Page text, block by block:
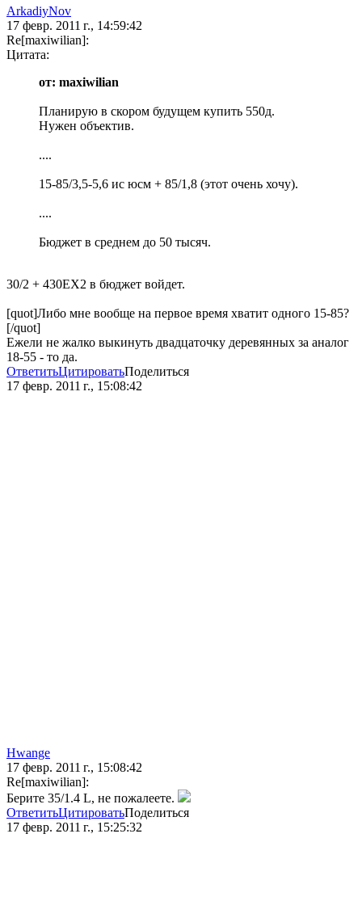
ArkadiyNov
17 февр. 2011 г., 14:59:42
Re[maxiwilian]:
Цитата:
от: maxiwilian
Планирую в скором будущем купить 550д.
Нужен объектив.
....
15-85/3,5-5,6 ис юсм + 85/1,8 (этот очень хочу).
....
Бюджет в среднем до 50 тысяч.
30/2 + 430EX2 в бюджет войдет.
[quot]Либо мне вообще на первое время хватит одного 15-85?
[/quot]
Ежели не жалко выкинуть двадцаточку деревянных за аналог
18-55 - то да.
ОтветитьЦитироватьПоделиться
17 февр. 2011 г., 15:08:42
Hwange
17 февр. 2011 г., 15:08:42
Re[maxiwilian]:
Берите 35/1.4 L, не пожалеете.
ОтветитьЦитироватьПоделиться
17 февр. 2011 г., 15:25:32